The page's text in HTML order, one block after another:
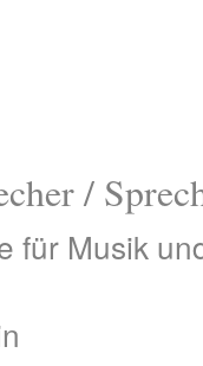
/
für Musik